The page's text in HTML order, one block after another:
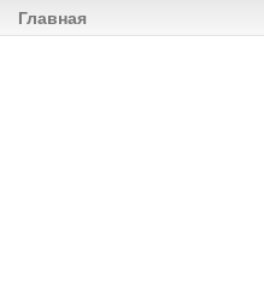
Главная